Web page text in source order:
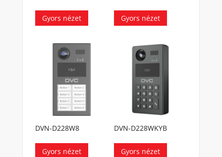
Gyors nézet Gyors nézet
DVN-D228W8
Gyors nézet
DVN-D228WKYB
Gyors nézet